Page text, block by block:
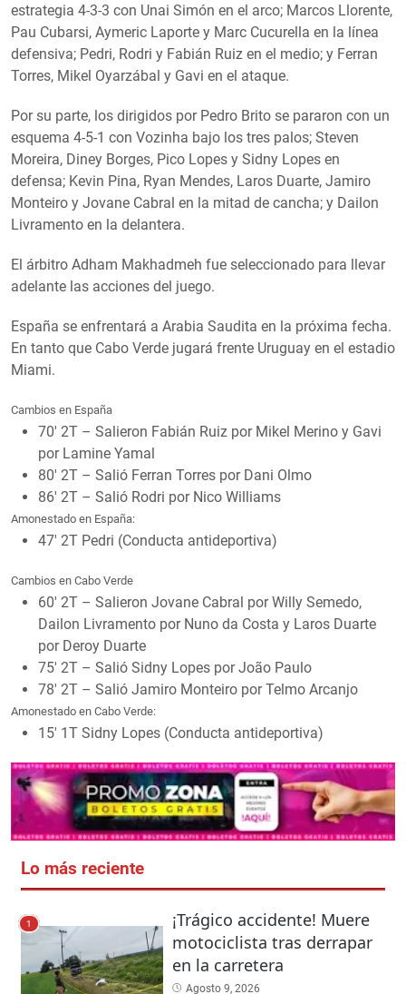
estrategia 4-3-3 con Unai Simón en el arco; Marcos Llorente,
Pau Cubarsi, Aymeric Laporte y Marc Cucurella en la línea
defensiva; Pedri, Rodri y Fabián Ruiz en el medio; y Ferran
Torres, Mikel Oyarzábal y Gavi en el ataque.
Por su parte, los dirigidos por Pedro Brito se pararon con un
esquema 4-5-1 con Vozinha bajo los tres palos; Steven
Moreira, Diney Borges, Pico Lopes y Sidny Lopes en
defensa; Kevin Pina, Ryan Mendes, Laros Duarte, Jamiro
Monteiro y Jovane Cabral en la mitad de cancha; y Dailon
Livramento en la delantera.
El árbitro Adham Makhadmeh fue seleccionado para llevar
adelante las acciones del juego.
España se enfrentará a Arabia Saudita en la próxima fecha.
En tanto que Cabo Verde jugará frente Uruguay en el estadio
Miami.
Cambios en España
70′ 2T – Salieron Fabián Ruiz por Mikel Merino y Gavi
por Lamine Yamal
80′ 2T – Salió Ferran Torres por Dani Olmo
86′ 2T – Salió Rodri por Nico Williams
Amonestado en España:
47′ 2T Pedri (Conducta antideportiva)
Cambios en Cabo Verde
60′ 2T – Salieron Jovane Cabral por Willy Semedo,
Dailon Livramento por Nuno da Costa y Laros Duarte
por Deroy Duarte
75′ 2T – Salió Sidny Lopes por João Paulo
78′ 2T – Salió Jamiro Monteiro por Telmo Arcanjo
Amonestado en Cabo Verde:
15′ 1T Sidny Lopes (Conducta antideportiva)
Lo más reciente
1
¡Trágico accidente! Muere
motociclista tras derrapar
en la carretera
Agosto 9, 2026